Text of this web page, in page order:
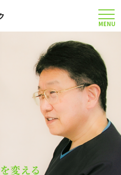
矯正治療について
当院のこだわり
費用について
MENU
を変える